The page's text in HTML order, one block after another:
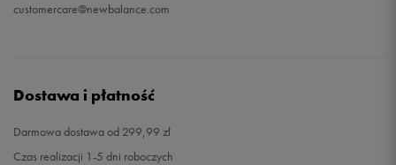
customercare@newbalance.com
Dostawa i płatność
Darmowa dostawa od 299,99 zł
Czas realizacji 1-5 dni roboczych